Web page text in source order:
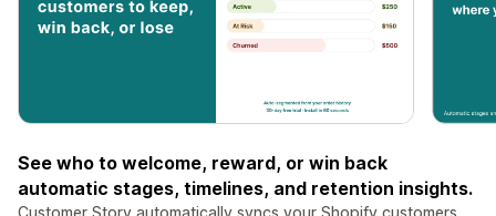
See who to welcome, reward, or win back
automatic stages, timelines, and retention insights.